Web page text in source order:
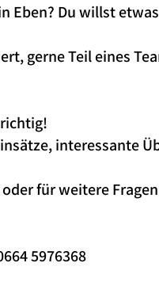
Eben? Du willst
gerne Teil eines
interessante
für weitere
5976368